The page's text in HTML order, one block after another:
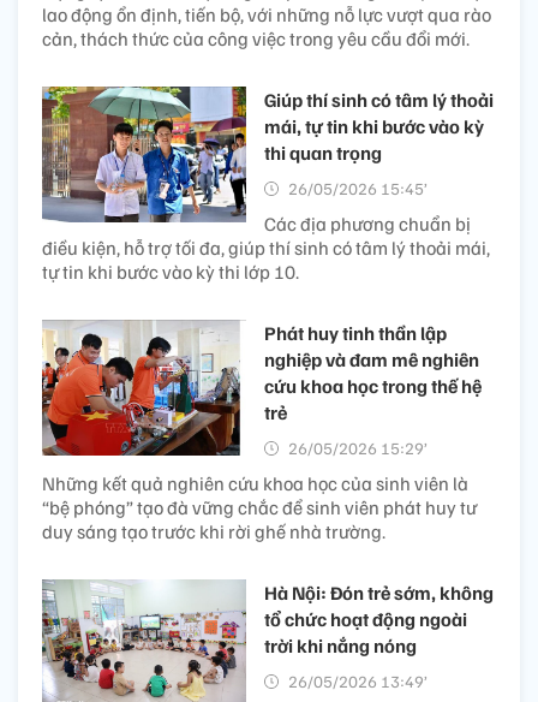
lao động ổn định, tiến bộ, với những nỗ lực vượt qua rào
cản, thách thức của công việc trong yêu cầu đổi mới.
Giúp thí sinh có tâm lý thoải
mái, tự tin khi bước vào kỳ
thi quan trọng
26/05/2026 15:45’
Các địa phương chuẩn bị
điều kiện, hỗ trợ tối đa, giúp thí sinh có tâm lý thoải mái,
tự tin khi bước vào kỳ thi lớp 10.
Phát huy tinh thần lập
nghiệp và đam mê nghiên
cứu khoa học trong thế hệ
trẻ
26/05/2026 15:29’
Những kết quả nghiên cứu khoa học của sinh viên là
“bệ phóng” tạo đà vững chắc để sinh viên phát huy tư
duy sáng tạo trước khi rời ghế nhà trường.
Hà Nội: Đón trẻ sớm, không
tổ chức hoạt động ngoài
trời khi nắng nóng
26/05/2026 13:49’